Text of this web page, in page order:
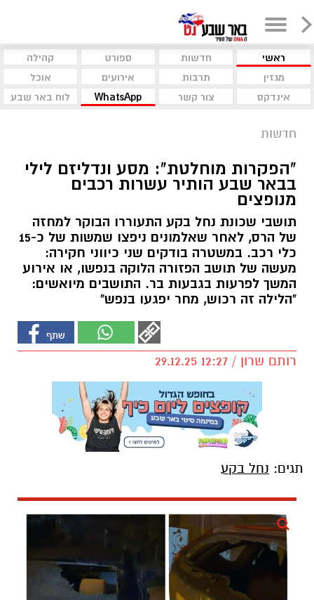
ראשי חדשות ספורט
קהילה
מגזין
תרבות אירועים
אוכל
אינדקס
צור קשר WhatsApp לוח באר שבע
חדשות
"הפקרות מוחלטת": מסע ונדליזם לילי
בבאר שבע הותיר עשרות רכבים
מנופצים
תושבי שכונת נחל בקע התעוררו הבוקר למחזה
של הרס, לאחר שאלמונים ניפצו שמשות של כ-15
כלי רכב. במשטרה בודקים שני כיווני חקירה:
מעשה של תושב הפזורה הלוקה בנפשו, או אירוע
המשך לפרעות בגבעות בר. התושבים מיואשים:
"הלילה זה רכוש, מחר יפגעו בנפש"
רותם שרון / 12:27 29.12.25
תגים: נחל בקע